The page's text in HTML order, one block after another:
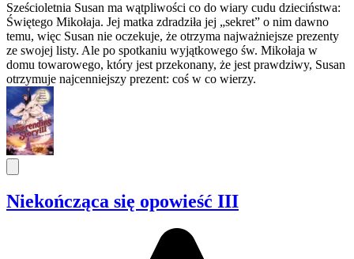
Sześcioletnia Susan ma wątpliwości co do wiary cudu dzieciństwa:
Świętego Mikołaja. Jej matka zdradziła jej „sekret” o nim dawno
temu, więc Susan nie oczekuje, że otrzyma najważniejsze prezenty
ze swojej listy. Ale po spotkaniu wyjątkowego św. Mikołaja w
domu towarowego, który jest przekonany, że jest prawdziwy, Susan
otrzymuje najcenniejszy prezent: coś w co wierzy.
Niekończąca się opowieść III